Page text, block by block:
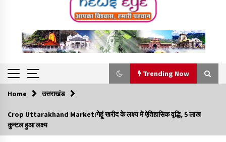
Trending Now
Trending Now
कार्यक्रम में शामिल हुए सीएम,आधुनिक मदरसों का नाम अब्दुल कलाम के नाम
Home उत्तराखंड
Crop Uttarakhand Market:गेहूं खरीद के लक्ष्य में ऐतिहासिक वृद्धि, 5 लाख
कुन्टल हुआ लक्ष्य